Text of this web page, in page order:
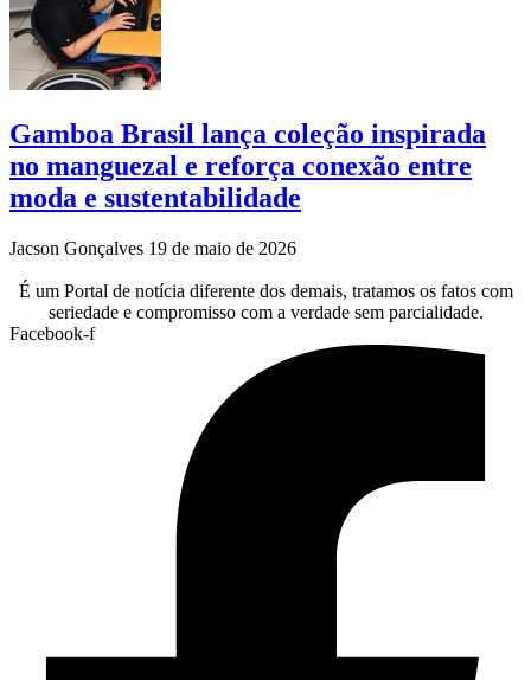
Gamboa Brasil lança coleção inspirada
no manguezal e reforça conexão entre
moda e sustentabilidade
Jacson Gonçalves 19 de maio de 2026
É um Portal de notícia diferente dos demais, tratamos os fatos com
seriedade e compromisso com a verdade sem parcialidade.
Facebook-f